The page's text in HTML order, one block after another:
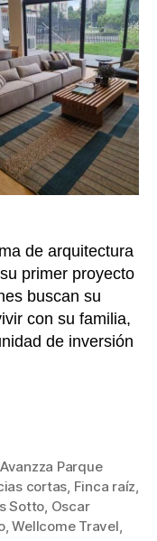
una
de
vida
y
de arquitectura
primer proyecto
buscan su
con su familia,
de inversión
Avanzza Parque
cortas Finca raíz
Sotto Oscar
,Wellcome Travel